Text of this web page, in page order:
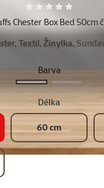
Chester Box Bed 50cm
Hodnocení 0%
Textil, Žinylka,
Barva
Hnědá
Šedá
Délka
60 cm